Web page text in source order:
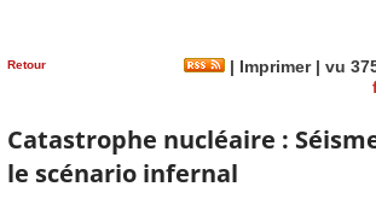
Retour | Imprimer| vu
Catastrophe nucléaire :
le scénario infernal